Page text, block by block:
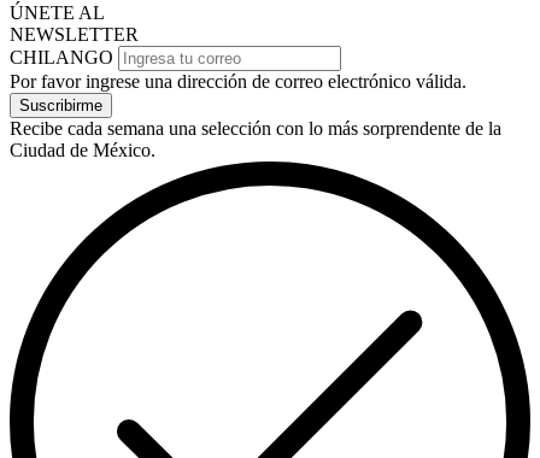
ÚNETE AL
NEWSLETTER
CHILANGO
Por favor ingrese una dirección de correo electrónico válida.
Suscribirme
Recibe cada semana una selección con lo más sorprendente de la
Ciudad de México.